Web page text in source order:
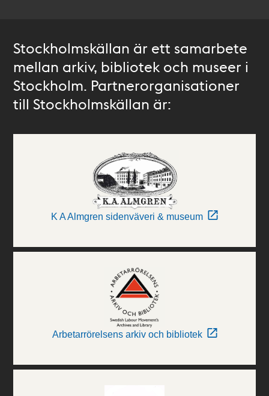
Stockholmskällan är ett samarbete
mellan arkiv, bibliotek och museer i
Stockholm. Partnerorganisationer
till Stockholmskällan är:
K A Almgren sidenväveri & museum
Arbetarrörelsens arkiv och bibliotek